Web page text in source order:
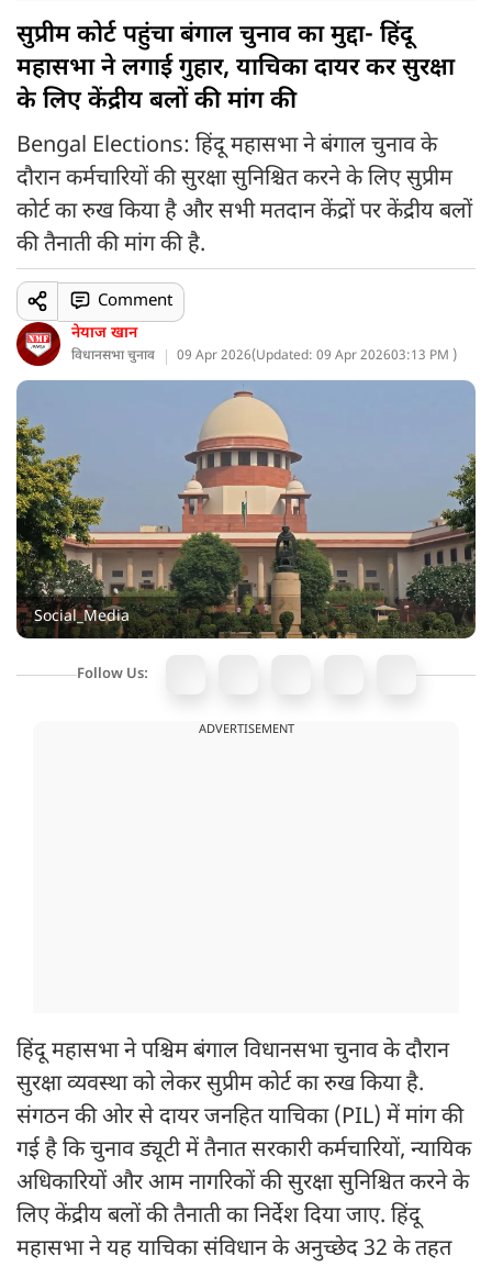
सुप्रीम कोर्ट पहुंचा बंगाल चुनाव का मुद्दा- हिंदू
महासभा ने लगाई गुहार, याचिका दायर कर सुरक्षा
के लिए केंद्रीय बलों की मांग की
Bengal Elections: हिंदू महासभा ने बंगाल चुनाव के
दौरान कर्मचारियों की सुरक्षा सुनिश्चित करने के लिए सुप्रीम
कोर्ट का रुख किया है और सभी मतदान केंद्रों पर केंद्रीय बलों
की तैनाती की मांग की है.
नेयाज खान
विधानसभा चुनाव 09 Apr 2026(Updated: 09 Apr 202603:13 PM )
Comment
Social_Media
Follow Us:
ADVERTISEMENT
हिंदू महासभा ने पश्चिम बंगाल विधानसभा चुनाव के दौरान
सुरक्षा व्यवस्था को लेकर सुप्रीम कोर्ट का रुख किया है.
संगठन की ओर से दायर जनहित याचिका (PIL) में मांग की
गई है कि चुनाव ड्यूटी में तैनात सरकारी कर्मचारियों, न्यायिक
अधिकारियों और आम नागरिकों की सुरक्षा सुनिश्चित करने के
लिए केंद्रीय बलों की तैनाती का निर्देश दिया जाए. हिंदू
महासभा ने यह याचिका संविधान के अनुच्छेद 32 के तहत